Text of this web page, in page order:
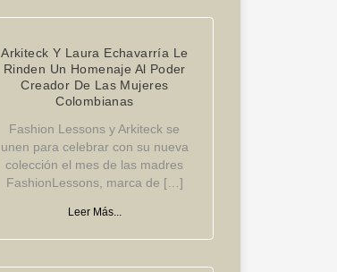
Arkiteck Y Laura Echavarría Le
Rinden Un Homenaje Al Poder
Creador De Las Mujeres
Colombianas
Fashion Lessons y Arkiteck se
unen para celebrar con su nueva
colección el mes de las madres
FashionLessons, marca de […]
Leer Más...